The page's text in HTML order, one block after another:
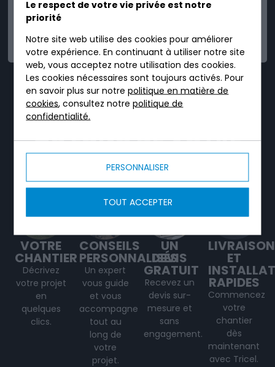
Le respect de votre vie privée est notre
priorité
Notre site web utilise des cookies pour améliorer
votre expérience. En continuant à utiliser notre site
web, vous acceptez notre utilisation des cookies.
Les cookies nécessaires sont toujours activés. Pour
en savoir plus sur notrepolitique en matière de
cookies, consultez notrepolitique de
confidentialité.
PERSONNALISER
TOUT ACCEPTER
FIABLE
TRICEL, C'EST UN
SERVICE DÉDIÉ TOUT
AU LONG DE VOTRE
PROJET.
VOTRE
CHANTIER
Décrivez
votre projet
en
quelques
clics.
CONSEILS
PERSONNALISÉS
Un expert
vous guide
et vous
accompagne
tout au
long de
votre
projet.
UN
DEVIS
GRATUIT
Recevez un
devis sur-
mesure et
sans
engagement.
LIVRAISON
ET
RAPIDES
Commencez
votre
chantier
dès
maintenant
avec Tricel.